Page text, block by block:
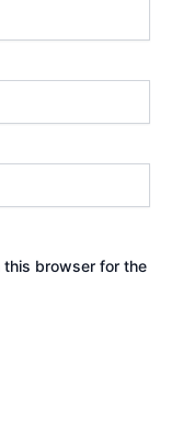
this browser for the